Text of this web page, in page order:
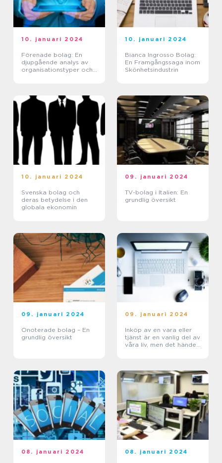
10. januari 2024
Förenade bolag: En
djupgående analys av
organisationstyper och
10. januari 2024
Bianca Ingrosso Bolag:
En Framgångssaga inom
Skönhetsindustrin
10. januari 2024
Svenska bolag och
deras betydelse i den
globala ekonomin
09. januari 2024
TV-bolag i Italien: En
grundlig översikt
09. januari 2024
Onoterade bolag – En
grundlig översikt
09. januari 2024
Inköp av en vara eller
tjänst är en vanlig del av
våra liv, men det händer
08. januari 2024 08. januari 2024